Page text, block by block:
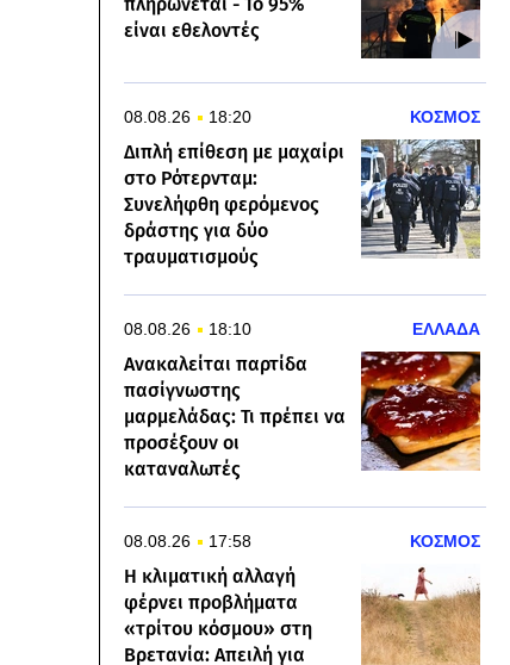
είναι εθελοντές
08.08.26 18:20 ΚΟΣΜΟΣ
Διπλή επίθεση με μαχαίρι
στο Ρότερνταμ:
Συνελήφθη φερόμενος
δράστης για δύο
τραυματισμούς
08.08.26 18:10 ΕΛΛΑΔΑ
Ανακαλείται παρτίδα
πασίγνωστης
μαρμελάδας: Τι πρέπει να
προσέξουν οι
καταναλωτές
08.08.26 17:58 ΚΟΣΜΟΣ
Η κλιματική αλλαγή
φέρνει προβλήματα
«τρίτου κόσμου» στη
Βρετανία: Απειλή για